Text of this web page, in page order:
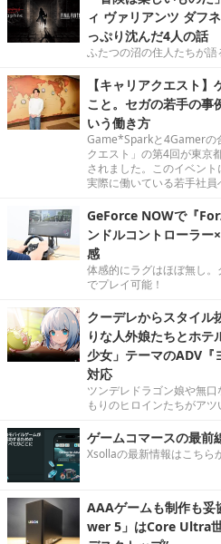
ィ ヴァリアンツ ダフ
っぷり沈んだ4人の話
ふたつの沼の住人たちが語
【キャリアクエスト
こと。セガの若手の事
いう働き方
Game*Sparkと4Gamerの
クエスト」の第4回が東京
されました。このイベン
実際に働いている若手社員
GeForce NOWで『
ンドルコントローラー
感
体感的にラグはほぼ無し
でプレイ可能！
クーデレからスタイル
りな人外娘たちとホ
少女」テーマのADV『
対応
ツンデレドラゴン娘や無
もりのヒロインたちがアツ
ゲームコマースの最前
Xsollaの最新情報はこちら
AAAゲームも制作も
wer 5」はCore Ultra